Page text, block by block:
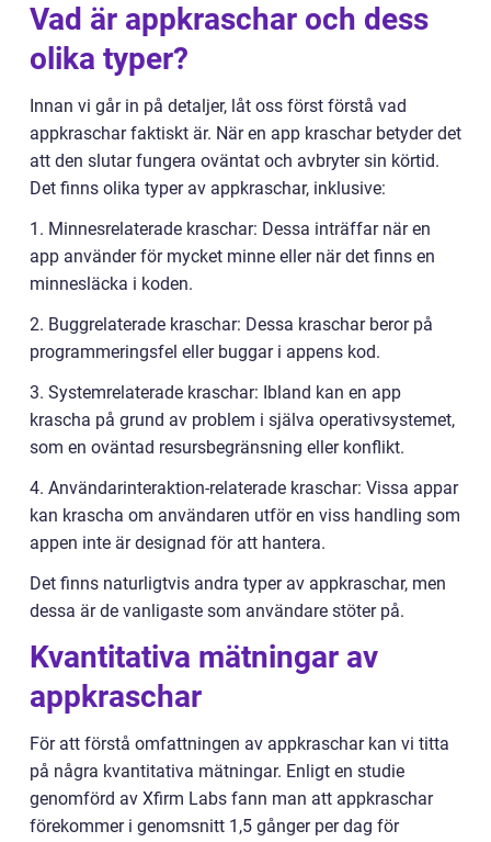
Vad är appkraschar och dess
olika typer?
Innan vi går in på detaljer, låt oss först förstå vad
appkraschar faktiskt är. När en app kraschar betyder det
att den slutar fungera oväntat och avbryter sin körtid.
Det finns olika typer av appkraschar, inklusive:
1. Minnesrelaterade kraschar: Dessa inträffar när en
app använder för mycket minne eller när det finns en
minnesläcka i koden.
2. Buggrelaterade kraschar: Dessa kraschar beror på
programmeringsfel eller buggar i appens kod.
3. Systemrelaterade kraschar: Ibland kan en app
krascha på grund av problem i själva operativsystemet,
som en oväntad resursbegränsning eller konflikt.
4. Användarinteraktion-relaterade kraschar: Vissa appar
kan krascha om användaren utför en viss handling som
appen inte är designad för att hantera.
Det finns naturligtvis andra typer av appkraschar, men
dessa är de vanligaste som användare stöter på.
Kvantitativa mätningar av
appkraschar
För att förstå omfattningen av appkraschar kan vi titta
på några kvantitativa mätningar. Enligt en studie
genomförd av Xfirm Labs fann man att appkraschar
förekommer i genomsnitt 1,5 gånger per dag för